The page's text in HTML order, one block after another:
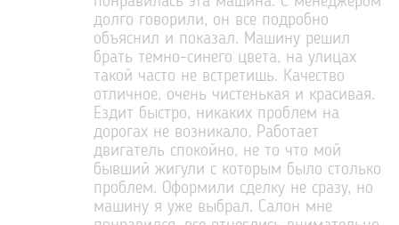
долго говорили, он все подробно
объяснил и показал. Машину решил
брать темно-синего цвета, на улицах
такой часто не встретишь. Качество
отличное, очень чистенькая и красивая.
Ездит быстро, никаких проблем на
дорогах не возникало. Работает
двигатель спокойно, не то что мой
бывший жигули с которым было столько
проблем. Оформили сделку не сразу, но
машину я уже выбрал. Салон мне